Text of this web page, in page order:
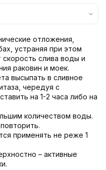
отложения,
устраняя при этом
скорость слива воды и
раковин и моек.
высыпать в сливное
чередуя с
на 1-2 часа либо на
количеством воды.
применять не реже 1
– активные